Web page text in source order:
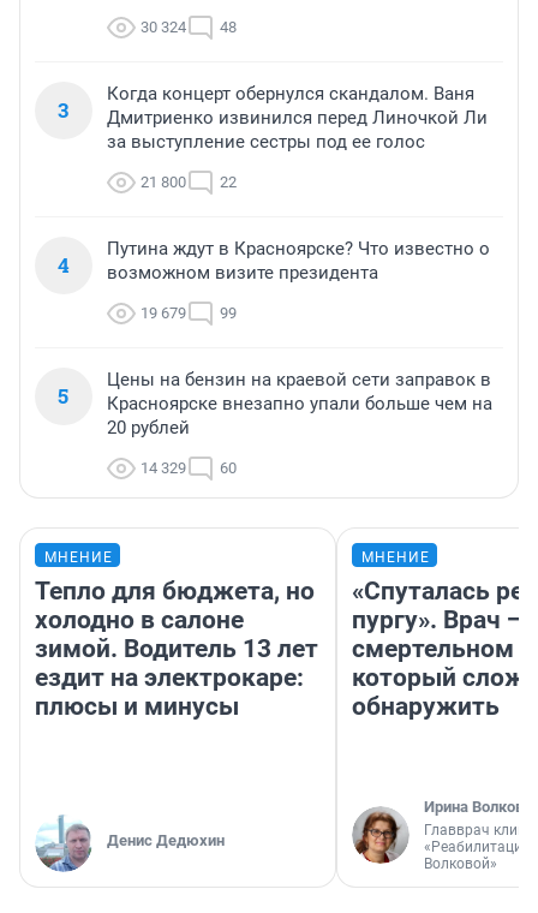
30 324 48
3
Когда концерт обернулся скандалом. Ваня
Дмитриенко извинился перед Линочкой Ли
за выступление сестры под ее голос
21 800 22
4
Путина ждут в Красноярске? Что известно о
возможном визите президента
19 679 99
5
Цены на бензин на краевой сети заправок в
Красноярске внезапно упали больше чем на
20 рублей
14 329 60
МНЕНИЕ
Тепло для бюджета, но
холодно в салоне
зимой. Водитель 13 лет
ездит на электрокаре:
плюсы и минусы
Денис Дедюхин
МНЕНИЕ
«Спуталась
пургу». Врач —
смертельном
который
обнаружить
Ирина Волкова
Главврач
«Реабилитация
Волковой»